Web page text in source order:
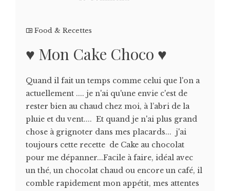
Food & Recettes
♥ Mon Cake Choco ♥
Quand il fait un temps comme celui que l'on a
actuellement .... je n'ai qu'une envie c'est de
rester bien au chaud chez moi, à l’abri de la
pluie et du vent.... Et quand je n'ai plus grand
chose à grignoter dans mes placards... j'ai
toujours cette recette de Cake au chocolat
pour me dépanner...Facile à faire, idéal avec
un thé, un chocolat chaud ou encore un café, il
comble rapidement mon appétit, mes attentes